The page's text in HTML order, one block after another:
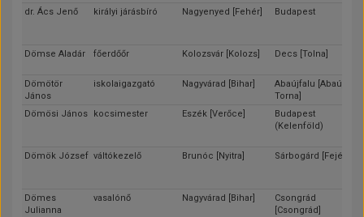
dr. Ács Jenő királyi járásbíró Nagyenyed [Fehér] Budapest
Dömse Aladár főerdőőr Kolozsvár [Kolozs] Decs [Tolna]
Dömötör
János
iskolaigazgató Nagyvárad [Bihar]
Abaújfalu [Abaúj-
Torna]
Dömösi János kocsimester Eszék [Verőce]
Budapest
(Kelenföld)
Dömök József váltókezelő Brunóc [Nyitra] Sárbogárd [Fejér]
Dömes
Julianna
vasalónő Nagyvárad [Bihar]
Csongrád
[Csongrád]